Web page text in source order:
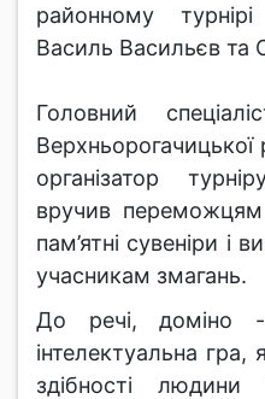
районному
Василь Васильєв та
Головний
Верхньорогачицької
організатор
вручив
пам’ятні сувеніри і
учасникам змагань.
До речі, доміно
інтелектуальна гра,
здібності